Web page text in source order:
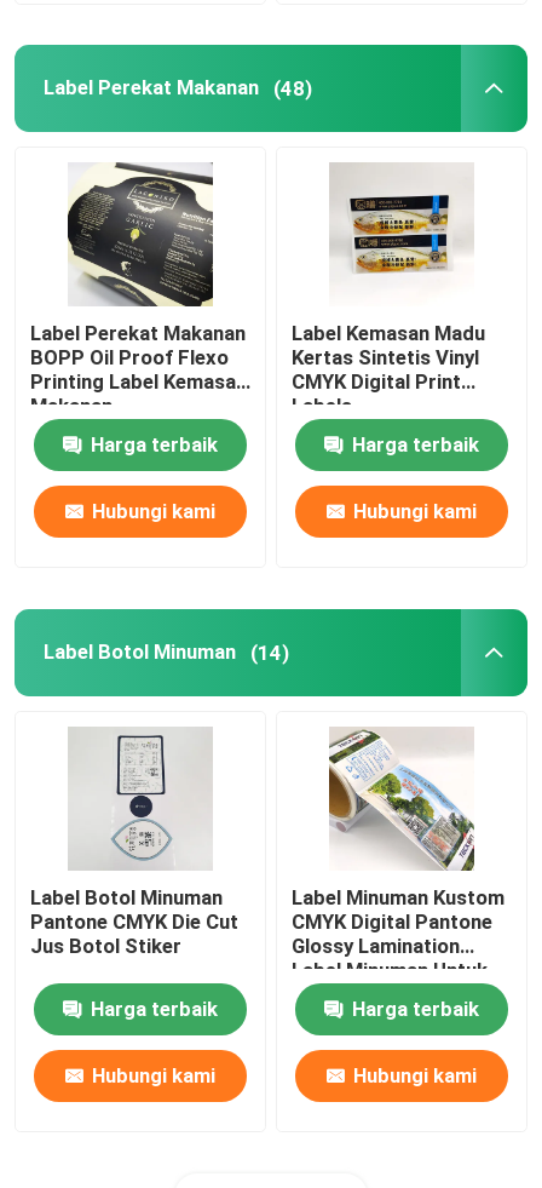
Label Perekat Makanan (48)
Label Perekat Makanan
BOPP Oil Proof Flexo
Printing Label Kemasan
Makanan
Harga terbaik
Hubungi kami
Label Kemasan Madu
Kertas Sintetis Vinyl
CMYK Digital Print
Labels
Harga terbaik
Hubungi kami
Label Botol Minuman (14)
Label Botol Minuman
Pantone CMYK Die Cut
Jus Botol Stiker
Harga terbaik
Hubungi kami
Label Minuman Kustom
CMYK Digital Pantone
Glossy Lamination
Label Minuman Untuk
Botol
Harga terbaik
Hubungi kami